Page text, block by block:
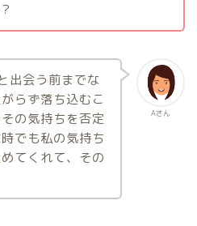
Aさん
出会う前までな
らず落ち込むこ
の気持ちを否定
でも私の気持ち
てくれて、その